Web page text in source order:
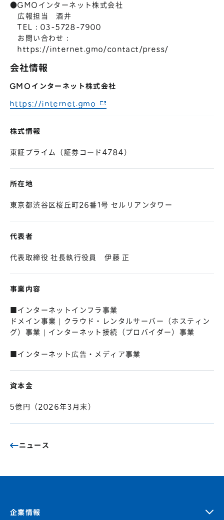
●GMOインターネット株式会社
広報担当 酒井
TEL：03-5728-7900
お問い合わせ：
https://internet.gmo/contact/press/
会社情報
GMOインターネット株式会社
https://internet.gmo
株式情報
東証プライム（証券コード4784）
所在地
東京都渋谷区桜丘町26番1号 セルリアンタワー
代表者
代表取締役 社長執行役員 伊藤 正
事業内容
■インターネットインフラ事業
ドメイン事業｜クラウド・レンタルサーバー（ホスティン
グ）事業｜インターネット接続（プロバイダー）事業
■インターネット広告・メディア事業
資本金
5億円（2026年3月末）
ニュース
企業情報